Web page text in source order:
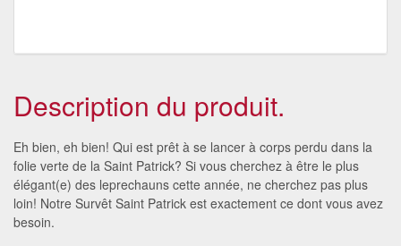
Description du produit.
Eh bien, eh bien! Qui est prêt à se lancer à corps perdu dans la
folie verte de la Saint Patrick? Si vous cherchez à être le plus
élégant(e) des leprechauns cette année, ne cherchez pas plus
loin! Notre Survêt Saint Patrick est exactement ce dont vous avez
besoin.